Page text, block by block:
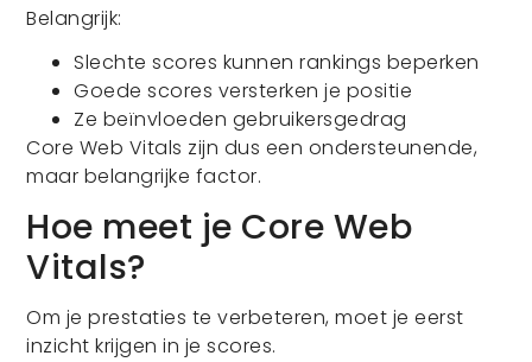
Belangrijk:
Slechte scores kunnen rankings beperken
Goede scores versterken je positie
Ze beïnvloeden gebruikersgedrag
Core Web Vitals zijn dus een ondersteunende,
maar belangrijke factor.
Hoe meet je Core Web
Vitals?
Om je prestaties te verbeteren, moet je eerst
inzicht krijgen in je scores.